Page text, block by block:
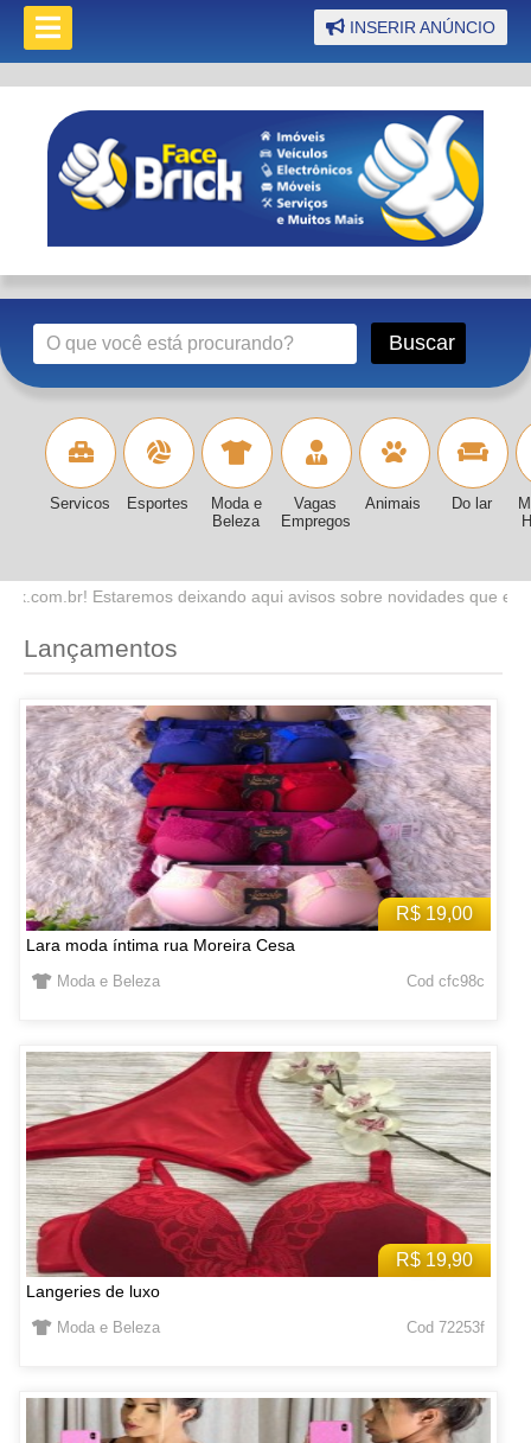
INSERIR ANÚNCIO
Servicos Esportes
Moda e
Beleza
Vagas
Empregos
Animais Do lar
aqui avisos sobre novidades que estaremos lançando no site.
Lançamentos
R$ 19,00
Lara moda íntima rua Moreira Cesa
Moda e Beleza Cod cfc98c
R$ 19,90
Langeries de luxo
Moda e Beleza Cod 72253f